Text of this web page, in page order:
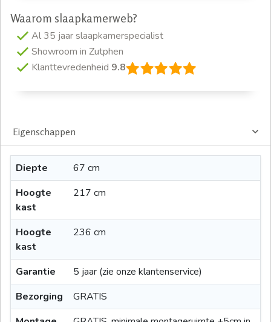
Waarom slaapkamerweb?
Al 35 jaar slaapkamerspecialist
Showroom in Zutphen
Klanttevredenheid 9.8
Eigenschappen
Diepte
67 cm
Hoogte
kast
217 cm
Hoogte
kast
236 cm
Garantie
5 jaar (zie onze klantenservice)
Bezorging
GRATIS